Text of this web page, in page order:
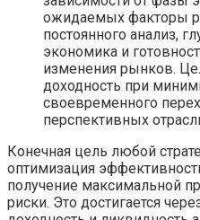
ожидаемых факторы
постоянного анализ,
экономика и
изменения рынков.
доходность при
своевременного
перспективных
Конечная цель любой
оптимизация
получение максимальной
риски. Это достигается